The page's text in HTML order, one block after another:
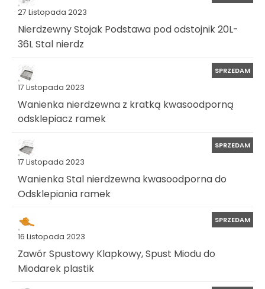
27 Listopada 2023
Nierdzewny Stojak Podstawa pod odstojnik 20L-
36L Stal nierdz
17 Listopada 2023
SPRZEDAM
Wanienka nierdzewna z kratką kwasoodporną
odsklepiacz ramek
17 Listopada 2023
SPRZEDAM
Wanienka Stal nierdzewna kwasoodporna do
Odsklepiania ramek
16 Listopada 2023
SPRZEDAM
Zawór Spustowy Klapkowy, Spust Miodu do
Miodarek plastik